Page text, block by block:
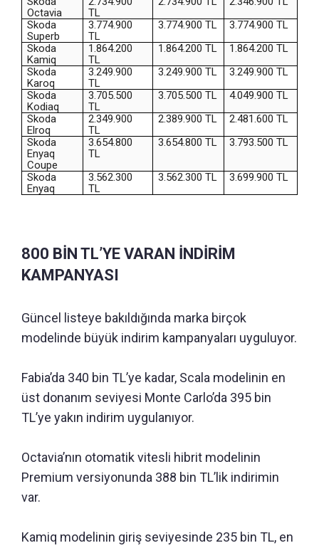
Octavia
TL
Skoda
Superb
3.774.900
TL
3.774.900 TL
3.774.900 TL
Skoda
Kamiq
1.864.200
TL
1.864.200 TL
1.864.200 TL
Skoda
Karoq
3.249.900
TL
3.249.900 TL
3.249.900 TL
Skoda
Kodiaq
3.705.500
TL
3.705.500 TL
4.049.900 TL
Skoda
Elroq
2.349.900
TL
2.389.900 TL
2.481.600 TL
Skoda
Enyaq
Coupe
3.654.800
TL
3.654.800 TL 3.793.500 TL
Skoda
Enyaq
3.562.300
TL
3.562.300 TL 3.699.900 TL
800 BİN TL’YE VARAN İNDİRİM
KAMPANYASI
Güncel listeye bakıldığında marka birçok
modelinde büyük indirim kampanyaları uyguluyor.
Fabia’da 340 bin TL’ye kadar, Scala modelinin en
üst donanım seviyesi Monte Carlo’da 395 bin
TL’ye yakın indirim uygulanıyor.
Octavia’nın otomatik vitesli hibrit modelinin
Premium versiyonunda 388 bin TL’lik indirimin
var.
Kamiq modelinin giriş seviyesinde 235 bin TL, en